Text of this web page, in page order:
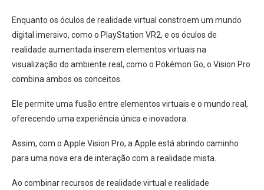
Enquanto os óculos de realidade virtual constroem um mundo
digital imersivo, como o PlayStation VR2, e os óculos de
realidade aumentada inserem elementos virtuais na
visualização do ambiente real, como o Pokémon Go, o Vision Pro
combina ambos os conceitos.
Ele permite uma fusão entre elementos virtuais e o mundo real,
oferecendo uma experiência única e inovadora.
Assim, com o Apple Vision Pro, a Apple está abrindo caminho
para uma nova era de interação com a realidade mista.
Ao combinar recursos de realidade virtual e realidade